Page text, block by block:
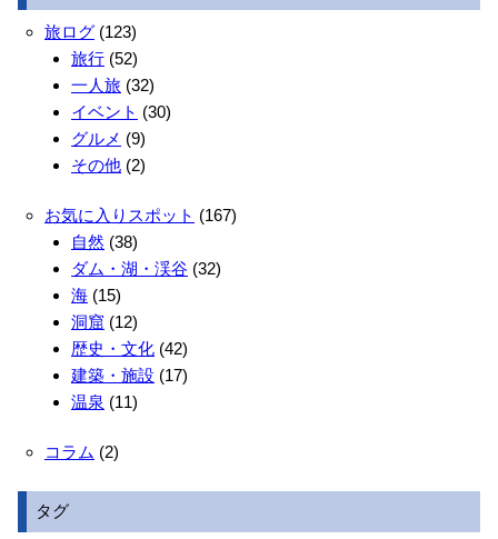
旅ログ (123)
旅行 (52)
一人旅 (32)
イベント (30)
グルメ (9)
その他 (2)
お気に入りスポット (167)
自然 (38)
ダム・湖・渓谷 (32)
海 (15)
洞窟 (12)
歴史・文化 (42)
建築・施設 (17)
温泉 (11)
コラム (2)
タグ